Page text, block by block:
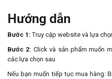
Hướng dẫn
Bước 1: Truy cập website và lựa
Bước 2: Click và sản phẩm muốn
các lựa chọn sau
Nếu bạn muốn tiếp tục mua hàng: